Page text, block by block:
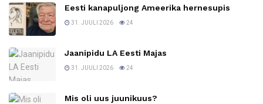
Eesti kanapuljong Ameerika hernesupis
31. JUULI 2026 24
Jaanipidu LA Eesti Majas
31. JUULI 2026 24
Mis oli uus juunikuus?